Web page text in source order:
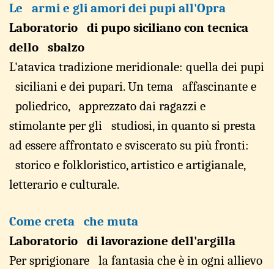
Le armi e gli amori dei pupi all'Opra
Laboratorio di pupo siciliano con tecnica
dello sbalzo
L'atavica tradizione meridionale: quella dei pupi
siciliani e dei pupari. Un tema affascinante e
poliedrico, apprezzato dai ragazzi e
stimolante pergli studiosi, in quanto si presta
ad essere affrontato e sviscerato su più fronti:
storico e folkloristico, artistico e artigianale,
letterario e culturale.
Come creta che muta
Laboratorio di lavorazione dell'argilla
Per sprigionare la fantasia che è in ogni allievo